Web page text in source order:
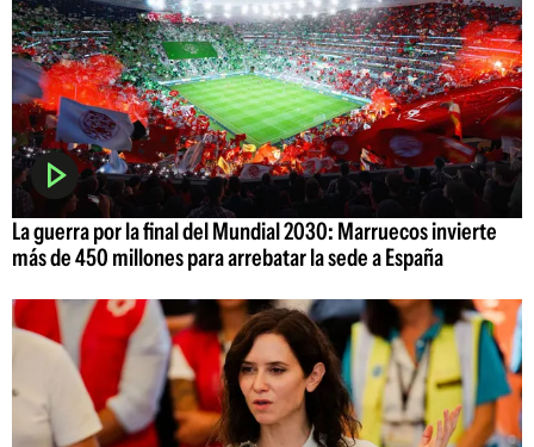
La guerra por la final del Mundial 2030: Marruecos invierte
más de 450 millones para arrebatar la sede a España